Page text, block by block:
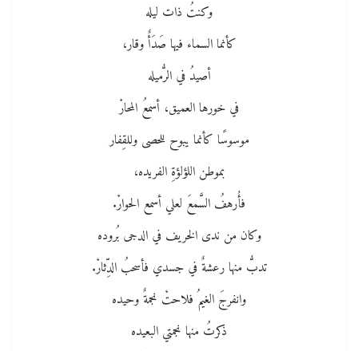
وكنتُ ذات ليله
كأنما السماء فيها صَدَأٌ وقار،
أصيدُ في الرُّميله
في خورها العميق، أسمعُ المحارْ
موسوسًا كأنما يبوح للحصى وللقِفار
بموطن اللؤلؤةِ الفريده،
فأُرهفُ السَّمعَ لعلي أسمع الحوارْ.
وكان من ندى الخريف في الدجى بُروده
تدبُّ منها رعشةٌ في جسدي فأسحبُ الدِّثارْ.
وانفرجَ الغيمُ فلاحتْ نجمةٌ وحيده
ذكرتُ منها نجمتي البعيده